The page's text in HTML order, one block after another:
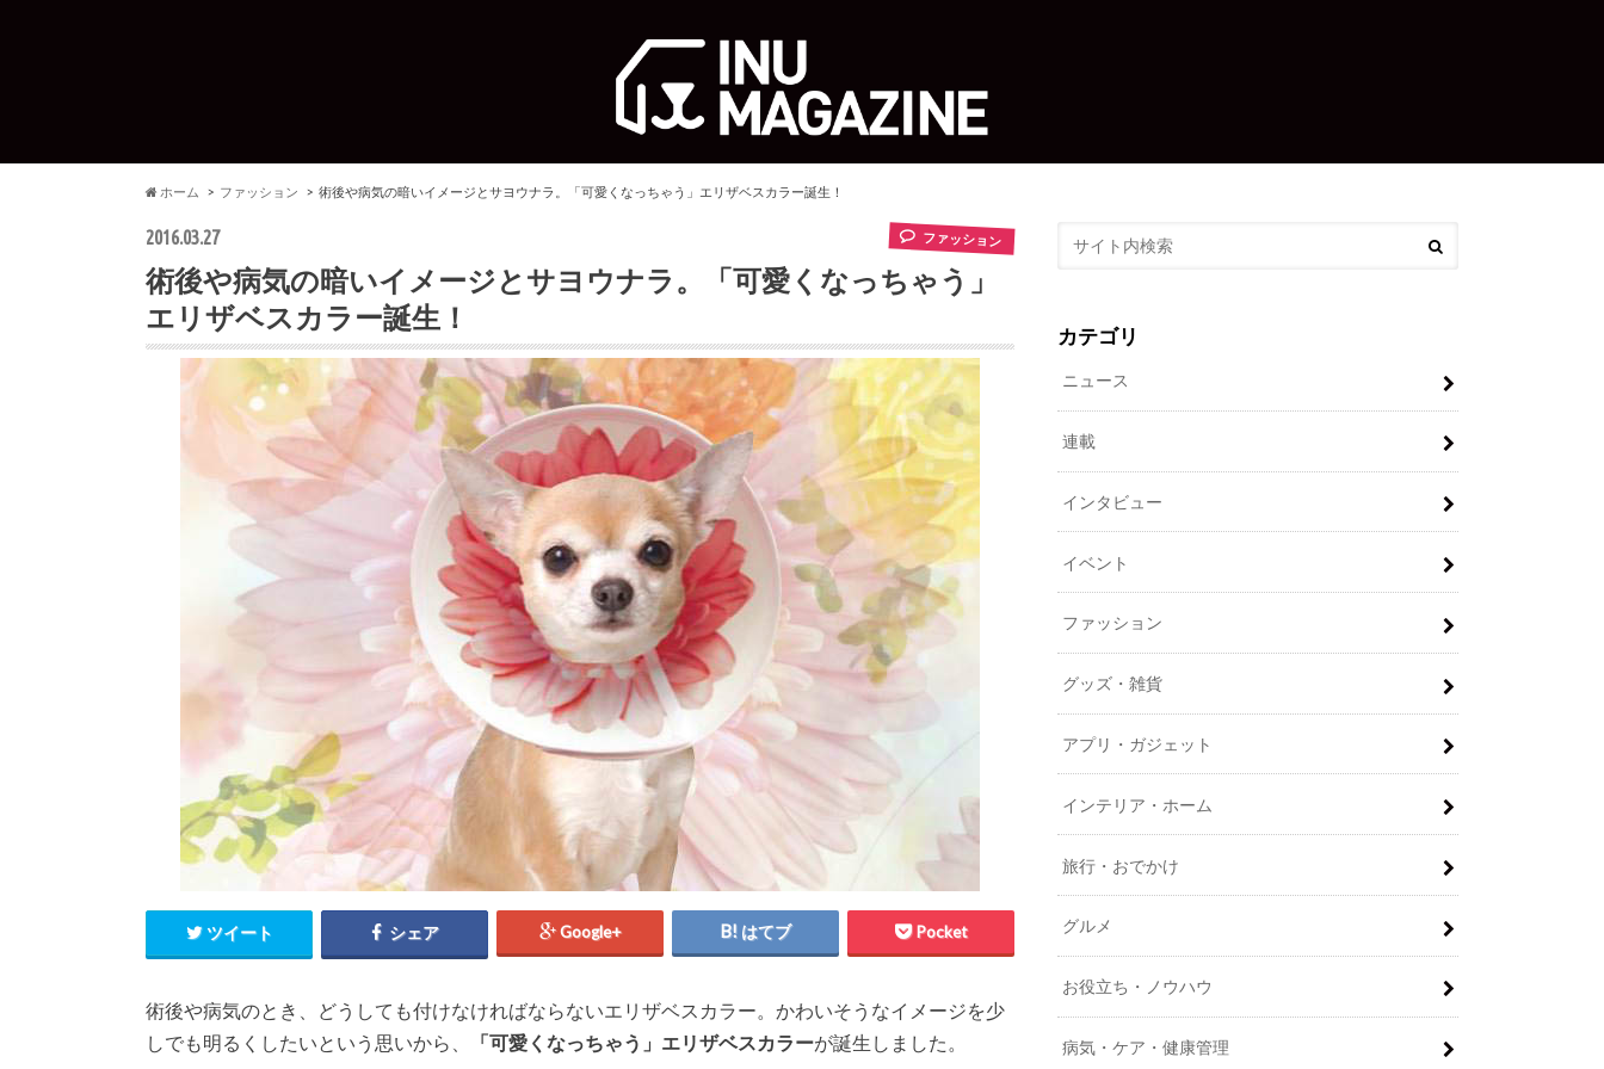
ホーム ファッション 術後や病気の暗いイメージとサヨウナラ。「可愛くなっちゃう」エリザベスカラー誕生！
2016.03.27 ファッション
術後や病気の暗いイメージとサヨウナラ。「可愛くなっちゃう」
エリザベスカラー誕生！
ツイート シェア Google+ はてブ Pocket
術後や病気のとき、どうしても付けなければならないエリザベスカラー。かわいそうなイメージを少
しでも明るくしたいという思いから、
「可愛くなっちゃう」エリザベスカラーが誕生しました。
カテゴリ
ニュース
連載
インタビュー
イベント
ファッション
グッズ・雑貨
アプリ・ガジェット
インテリア・ホーム
旅行・おでかけ
グルメ
お役立ち・ノウハウ
病気・ケア・健康管理